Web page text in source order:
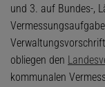
und 3. auf Bundes-,
obliegen den
kommunalen